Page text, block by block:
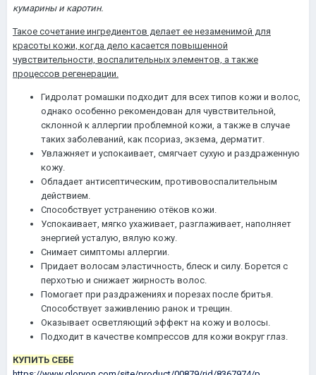
кумарины и каротин.
Такое сочетание ингредиентов делает ее незаменимой для
красоты кожи, когда дело касается повышенной
чувствительности, воспалительных элементов, а также
процессов регенерации.
Гидролат ромашки подходит для всех типов кожи и волос,
однако особенно рекомендован для чувствительной,
склонной к аллергии проблемной кожи, а также в случае
таких заболеваний, как псориаз, экзема, дерматит.
Увлажняет и успокаивает, смягчает сухую и раздраженную
кожу.
Обладает антисептическим, противовоспалительным
действием.
Способствует устранению отёков кожи.
Успокаивает, мягко ухаживает, разглаживает, наполняет
энергией усталую, вялую кожу.
Снимает симптомы аллергии.
Придает волосам эластичность, блеск и силу. Борется с
перхотью и снижает жирность волос.
Помогает при раздражениях и порезах после бритья.
Способствует заживлению ранок и трещин.
Оказывает осветляющий эффект на кожу и волосы.
Подходит в качестве компрессов для кожи вокруг глаз.
КУПИТЬ СЕБЕ